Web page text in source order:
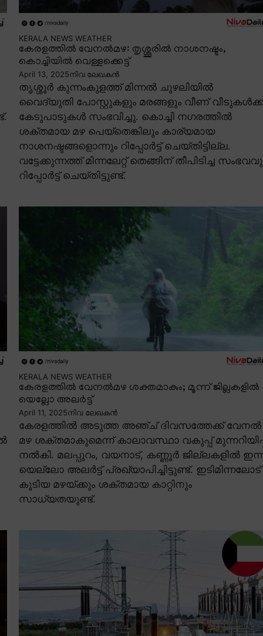
KERALA NEWS WEATHER
കേരളത്തിൽ വേനൽമഴ: തൃശ്ശൂരിൽ നാശനഷ്ടം,
കൊച്ചിയിൽ വെള്ളക്കെട്ട്
April 13, 2025നിവ ലേഖകൻ
തൃശ്ശൂർ കുന്നംകുളത്ത് മിന്നൽ ചുഴലിയിൽ
വൈദ്യുതി പോസ്റ്റുകളും മരങ്ങളും വീണ് വീടുകൾക്ക്
കേടുപാടുകൾ സംഭവിച്ചു. കൊച്ചി നഗരത്തിൽ
ശക്തമായ മഴ പെയ്തെങ്കിലും കാര്യമായ
നാശനഷ്ടങ്ങളൊന്നും റിപ്പോർട്ട് ചെയ്തിട്ടില്ല.
വട്ടേക്കുന്നത്ത് മിന്നലേറ്റ് തെങ്ങിന് തീപിടിച്ച
റിപ്പോർട്ട് ചെയ്തിട്ടുണ്ട്.
KERALA NEWS WEATHER
കേരളത്തിൽ വേനൽമഴ ശക്തമാകും; മൂന്ന് ജില്ലകളിൽ
യെല്ലോ അലർട്ട്
April 11, 2025നിവ ലേഖകൻ
കേരളത്തിൽ അടുത്ത അഞ്ച് ദിവസത്തേക്ക് വേനൽ
മഴ ശക്തമാകുമെന്ന് കാലാവസ്ഥാ വകുപ്പ്
നൽകി. മലപ്പുറം, വയനാട്, കണ്ണൂർ ജില്ലകളിൽ
യെല്ലോ അലർട്ട് പ്രഖ്യാപിച്ചിട്ടുണ്ട്. ഇടിമിന്നലോട്
കൂടിയ മഴയ്ക്കും ശക്തമായ കാറ്റിനും
സാധ്യതയുണ്ട്.